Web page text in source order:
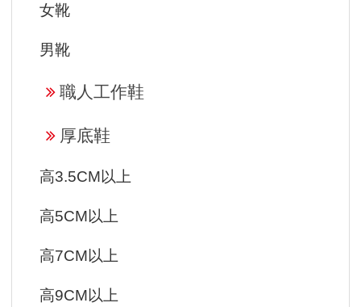
女靴
男靴
職人工作鞋
厚底鞋
高3.5CM以上
高5CM以上
高7CM以上
高9CM以上